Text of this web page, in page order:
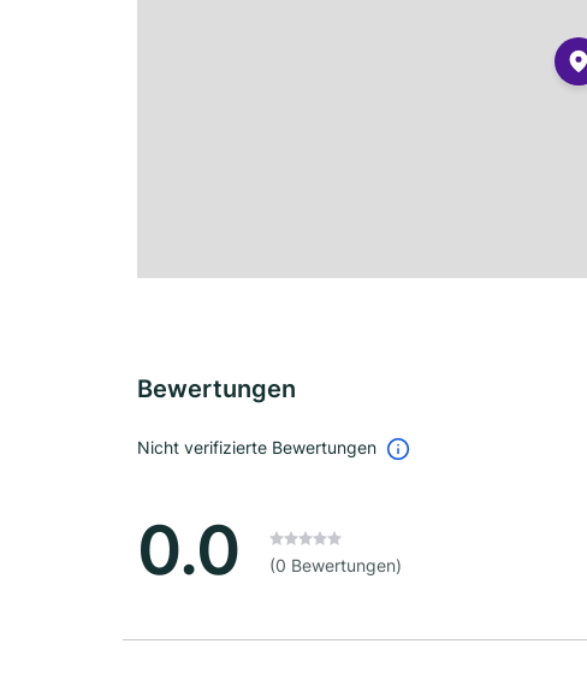
Bewertungen
Nicht verifizierte Bewertungen
0.0 (0 Bewertungen)